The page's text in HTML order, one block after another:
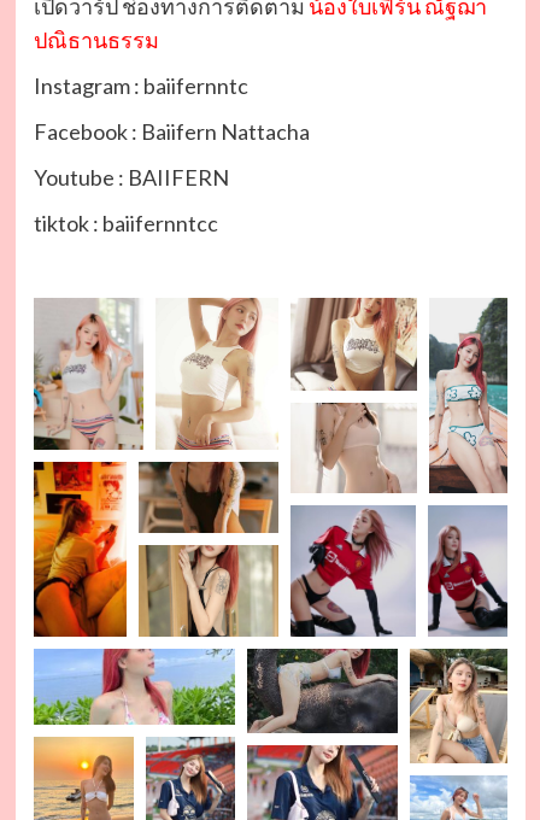
เปิดวาร์ป ช่องทางการติดตาม น้องใบเฟิร์น ณัฐฌา
ปณิธานธรรม
Instagram : baiifernntc
Facebook : Baiifern Nattacha
Youtube : BAIIFERN
tiktok : baiifernntcc